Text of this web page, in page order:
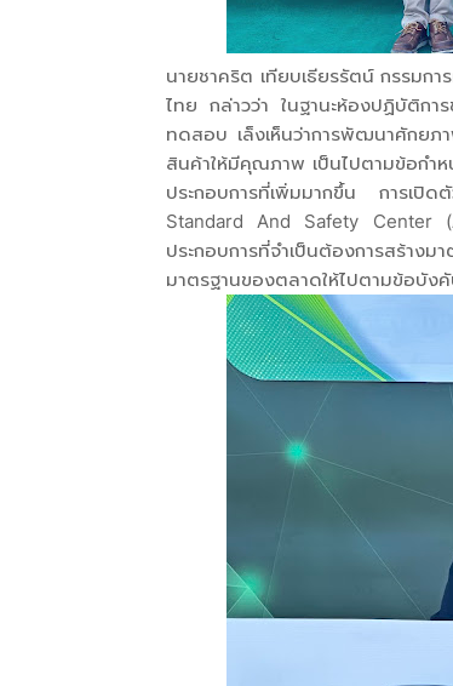
นายชาคริต เทียบเธียรรัตน์ กรรมก
ไทย กล่าวว่า ในฐานะห้องปฏิบัติกา
ทดสอบ เล็งเห็นว่าการพัฒนาศักยภา
สินค้าให้มีคุณภาพ เป็นไปตามข้อกำ
ประกอบการที่เพิ่มมากขึ้น การเปิ
Standard And Safety Center
ประกอบการที่จำเป็นต้องการสร้
มาตรฐานของตลาดให้ไปตามข้อบัง